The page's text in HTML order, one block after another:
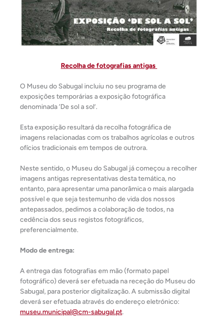
Recolha de fotografias antigas
O Museu do Sabugal incluiu no seu programa de
exposições temporárias a exposição fotográfica
denominada ‘De sol a sol’.
Esta exposição resultará da recolha fotográfica de
imagens relacionadas com os trabalhos agrícolas e outros
ofícios tradicionais em tempos de outrora.
Neste sentido, o Museu do Sabugal já começou a recolher
imagens antigas representativas desta temática, no
entanto, para apresentar uma panorâmica o mais alargada
possível e que seja testemunho de vida dos nossos
antepassados, pedimos a colaboração de todos, na
cedência dos seus registos fotográficos,
preferencialmente.
Modo de entrega:
A entrega das fotografias em mão (formato papel
fotográfico) deverá ser efetuada na receção do Museu do
Sabugal, para posterior digitalização. A submissão digital
deverá ser efetuada através do endereço eletrónico:
museu.municipal@cm-sabugal.pt.